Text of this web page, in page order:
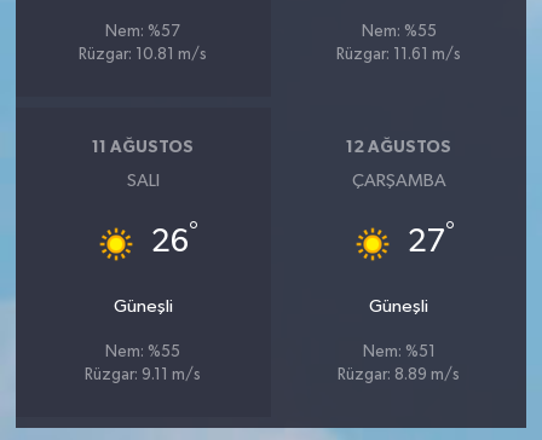
Nem: %57
Rüzgar: 10.81 m/s
Nem: %55
Rüzgar: 11.61 m/s
11 AĞUSTOS
SALI
26°
Güneşli
Nem: %55
Rüzgar: 9.11 m/s
12 AĞUSTOS
ÇARŞAMBA
27°
Güneşli
Nem: %51
Rüzgar: 8.89 m/s